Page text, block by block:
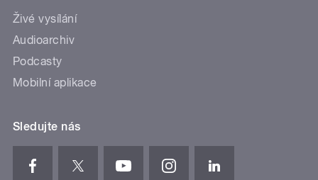
Živé vysílání
Audioarchiv
Podcasty
Mobilní aplikace
Sledujte nás